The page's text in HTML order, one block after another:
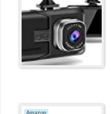
Amazon